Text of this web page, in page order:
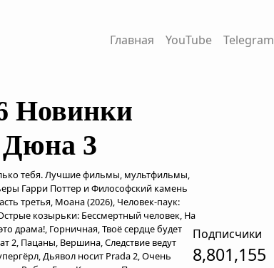
Главная YouTube Telegram
Новинки
Дюна 3
тебя. Лучшие фильмы, мультфильмы,
Гарри Поттер и Философский камень
третья, Моана (2026), Человек-паук:
козырьки: Бессмертный человек, На
драма!, Горничная, Твоё сердце будет
2, Пацаны, Вершина, Следствие ведут
Дьявол носит Prada 2, Очень
Подписчики
8,801,155